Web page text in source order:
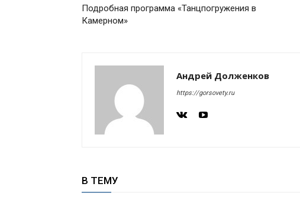
Подробная программа «Танцпогружения в
Камерном»
Андрей Долженков
https://gorsovety.ru
В ТЕМУ